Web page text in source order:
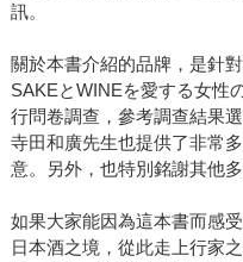
訊。
關於本書介紹的品牌，是針
SAKEとWINEを愛する女性
行問卷調查，參考調查結果
寺田和廣先生也提供了非常
意。另外，也特別銘謝其他
如果大家能因為這本書而感
日本酒之境，從此走上行家